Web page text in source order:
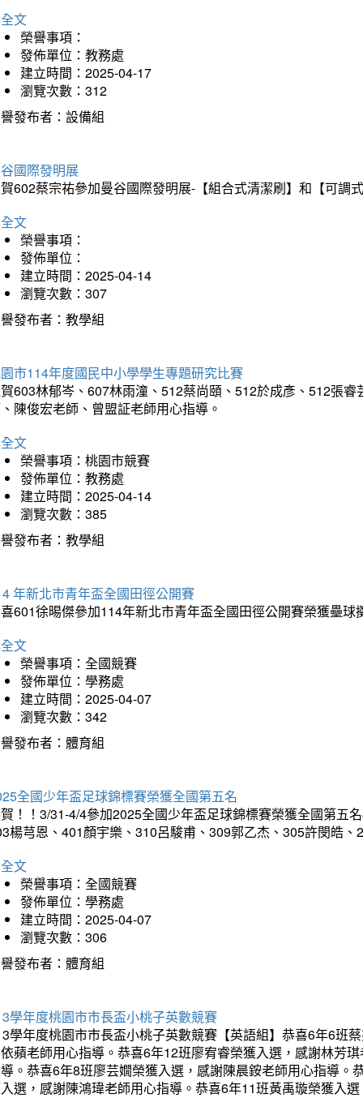
文
榮譽事項：
發佈單位：教務處
建立時間：2025-04-17
瀏覽次數：312
發布者：設備組
國際發明展
602蔡宗祐參加曼谷國際發明展-【組合式清潔刷】和【可調
文
榮譽事項：
發佈單位：
建立時間：2025-04-14
瀏覽次數：307
發布者：教學組
市114年度國民中小學學生專題研究比賽
603林郁岑、607林雨潼、512蔡尚頤、512於成彥、512張
陳俊宏老師、曾盟証老師用心指導。
文
榮譽事項：桃園市競賽
發佈單位：教務處
建立時間：2025-04-14
瀏覽次數：385
發布者：教學組
年新北市青年盃全國田徑公開賽
601徐晹傑參加114年新北市青年盃全國田徑公開賽榮獲壘
文
榮譽事項：全國競賽
發佈單位：學務處
建立時間：2025-04-07
瀏覽次數：342
發布者：體育組
全國少年盃足球錦標賽榮獲全國第五名
！！3/31-4/4參加2025全國少年盃足球錦標賽榮獲全國第五
楊芎恩、401顏宇樂、310呂駿甫、309郭乙杰、305許閔皓
文
榮譽事項：全國競賽
發佈單位：學務處
建立時間：2025-04-07
瀏覽次數：306
發布者：體育組
學年度桃園市市長盃小桃子英數競賽
學年度桃園市市長盃小桃子英數競賽【英語組】恭喜6年6班
蘋老師用心指導。恭喜6年12班廖宥睿榮獲入選，感謝林芳
。恭喜6年8班廖芸嫺榮獲入選，感謝陳晨銨老師用心指導
選，感謝陳鴻瑋老師用心指導。恭喜6年11班黃禹璇榮獲入